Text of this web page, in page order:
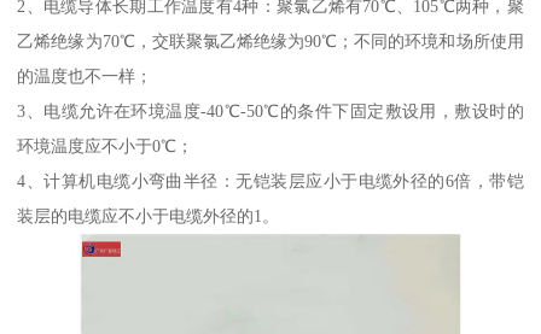
2、电缆导体长期工作温度有4种：聚氯乙烯有70℃、105℃两种，聚
乙烯绝缘为70℃，交联聚氯乙烯绝缘为90℃；不同的环境和场所使用
的温度也不一样；
3、电缆允许在环境温度-40℃-50℃的条件下固定敷设用，敷设时的
环境温度应不小于0℃；
4、计算机电缆小弯曲半径：无铠装层应小于电缆外径的6倍，带铠
装层的电缆应不小于电缆外径的1。